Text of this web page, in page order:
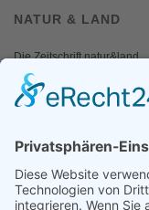
NATUR & LAND
Die Zeitschrift natur&land
Archiv
Mediadaten
Fotos und Logos
Presseaussendungen